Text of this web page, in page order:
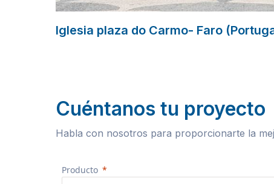
Iglesia plaza do Carmo- Faro
Cuéntanos tu proyecto
Habla con nosotros para proporcionarte la
Producto